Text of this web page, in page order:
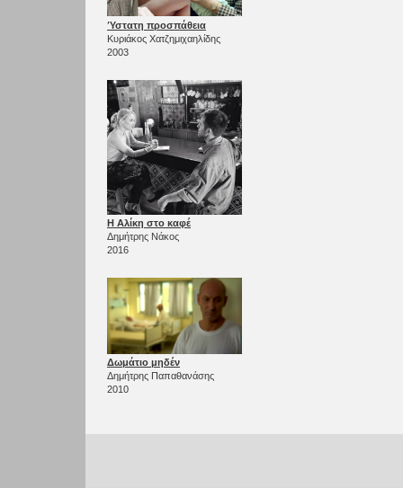
Ύστατη προσπάθεια
Κυριάκος Χατζημιχαηλίδης
2003
Η Αλίκη στο καφέ
Δημήτρης Νάκος
2016
Δωμάτιο μηδέν
Δημήτρης Παπαθανάσης
2010